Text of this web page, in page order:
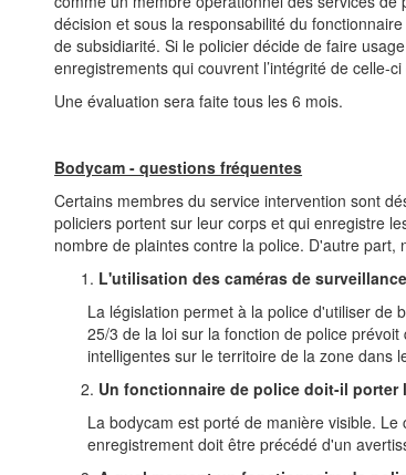
décision et sous la responsabilité du
de subsidiarité. Si le policier décide de faire
enregistrements qui couvrent l’intégrité de celle-
Une évaluation sera faite tous les 6 mois.
Bodycam - questions fréquentes
Certains membres du service intervention sont
policiers portent sur leur corps et qui enregistre
nombre de plaintes contre la police. D'autre
L'utilisation des caméras de
La législation permet à la police d'utiliser de
25/3 de la loi sur la fonction de police
intelligentes sur le territoire de la zone dans
Un fonctionnaire de police doit-il porter
La bodycam est porté de manière visible.
enregistrement doit être précédé d'un